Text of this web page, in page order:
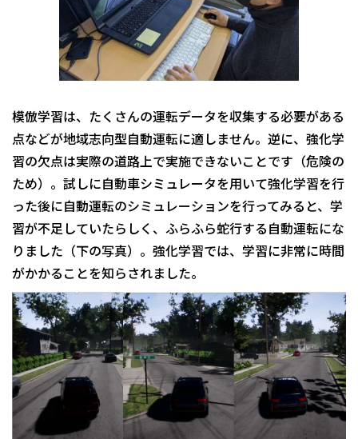
模倣学習は、たくさんの運転データを収集する必要がある
点などが地域志向型自動運転に適しません。逆に、強化学
習の欠点は実際の道路上で実施できないことです（危険の
ため）。試しに自動車シミュレータを用いて強化学習を行
った後に自動運転のシミュレーションを行ってみると、学
習が不足していたらしく、ふらふら蛇行する自動運転にな
りました（下の写真）。強化学習では、学習に非常に時間
がかかることを知らされました。